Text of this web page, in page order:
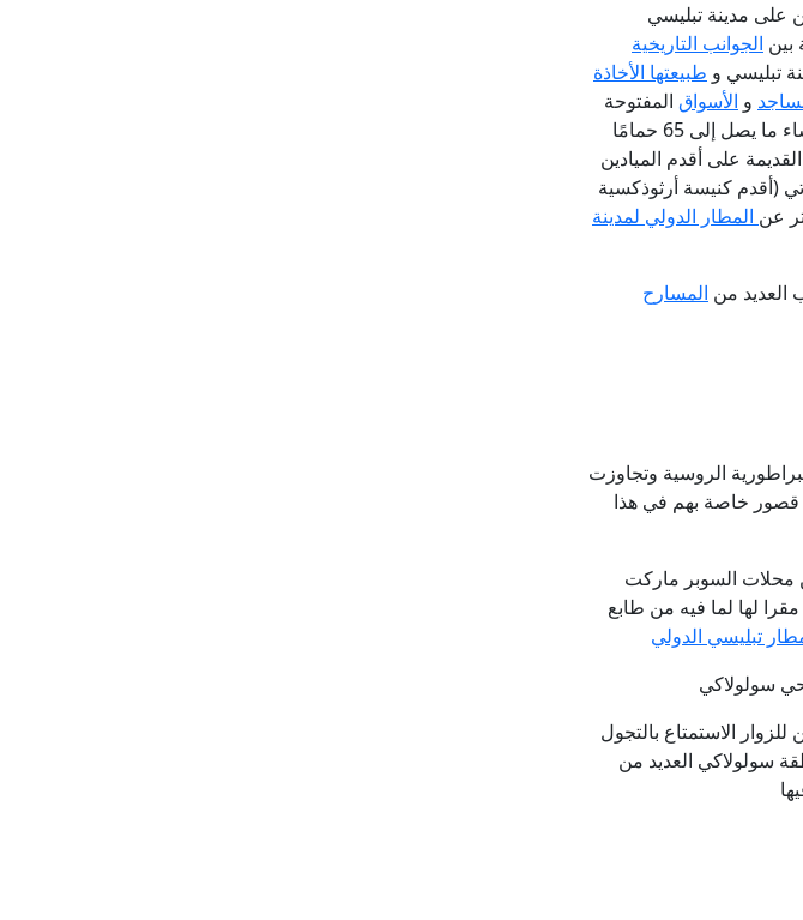
على مدينة تبليسي
بين الجوانب التاريخية
تبليسي و طبيعتها الأخاذة
و الأسواق المفتوحة
شهرة في هذه المنطقة هي منطقة أبانوتوباني، حيث تم إنشاء ما يصل إلى 65 حمامًا
على أقدم الميادين
(أقدم كنيسة أرثوذكسية
المطار الدولي لمدينة
العديد من المسارح
الروسية وتجاوزت
قصور خاصة بهم في هذا
محلات السوبر ماركت
لها لما فيه من طابع
تبليسي الدولي
سولولاكي
الاستمتاع بالتجول
سولولاكي العديد من